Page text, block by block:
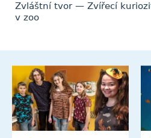
Zvláštní tvor — Zvířecí
v zoo